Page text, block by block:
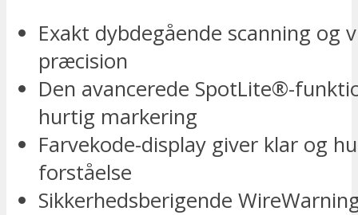
Exakt dybdegående scanning og
præcision
Den avancerede SpotLite®-
hurtig markering
Farvekode-display giver klar og
forståelse
Sikkerhedsberigende